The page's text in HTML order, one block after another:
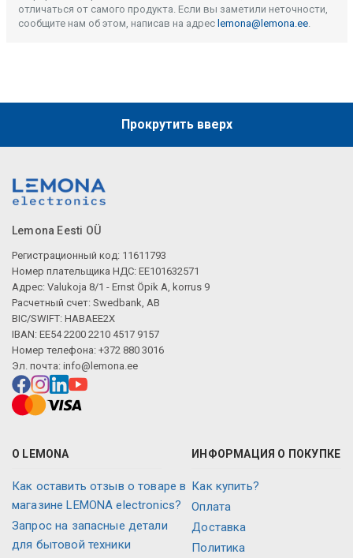
отличаться от самого продукта. Если вы заметили неточности,
сообщите нам об этом, написав на адрес lemona@lemona.ee.
Прокрутить вверх
Lemona Eesti OÜ
Регистрационный код: 11611793
Номер плательщика НДС: EE101632571
Адрес: Valukoja 8/1 - Ernst Öpik A, korrus 9
Расчетный счет: Swedbank, AB
BIC/SWIFT: HABAEE2X
IBAN: EE54 2200 2210 4517 9157
Номер телефона: +372 880 3016
Эл. почта: info@lemona.ee
О LEMONA
Как оставить отзыв о товаре в
магазине LEMONA electronics?
Запрос на запасные детали
для бытовой техники
ИНФОРМАЦИЯ О ПОКУПКЕ
Как купить?
Оплата
Доставка
Политика